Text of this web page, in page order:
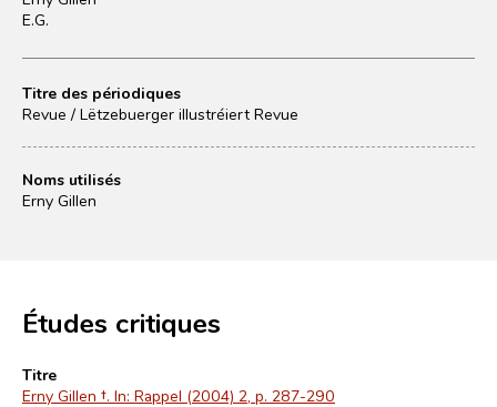
E.G.
Titre des périodiques
Revue / Lëtzebuerger illustréiert Revue
Noms utilisés
Erny Gillen
Études critiques
Titre
Erny Gillen †. In: Rappel (2004) 2, p. 287-290